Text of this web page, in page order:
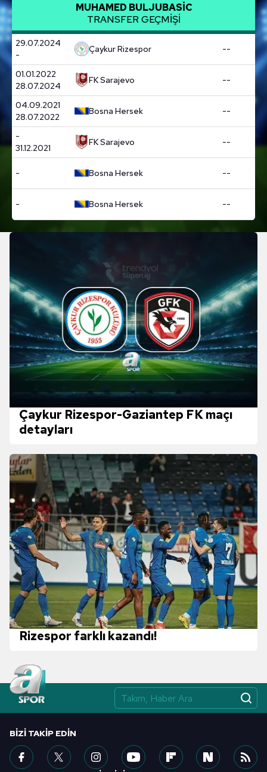
MUHAMED BULJUBASİC
TRANSFER GEÇMİŞİ
29.07.2024
-
Çaykur Rizespor --
01.01.2022
28.07.2024
FK Sarajevo --
04.09.2021
28.07.2022
Bosna Hersek --
-
31.12.2021
FK Sarajevo --
- Bosna Hersek --
- Bosna Hersek --
Çaykur Rizespor-Gaziantep FK maçı
detayları
Rizespor farklı kazandı!
BIZI TAKIP EDIN